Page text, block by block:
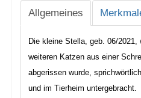
Allgemeines
Die kleine Stella, geb. 06/
weiteren Katzen aus einer
abgerissen wurde,
und im Tierheim untergebracht.